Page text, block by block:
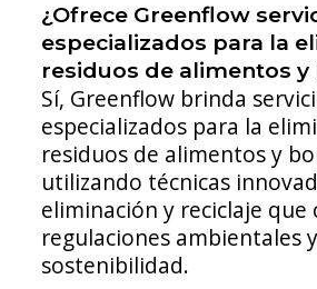
¿Ofrece Greenflow
especializados para la
residuos de alimentos
Sí, Greenflow brinda
especializados para la
residuos de alimentos y
utilizando técnicas
eliminación y reciclaje que
regulaciones ambientales
sostenibilidad.